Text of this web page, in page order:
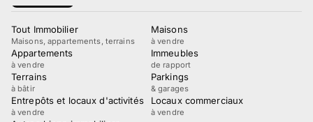
Tout Immobilier
Maisons, appartements, terrains
Maisons
à vendre
Appartements
à vendre
Immeubles
de rapport
Terrains
à bâtir
Parkings
& garages
Entrepôts et locaux d'activités
à vendre
Locaux commerciaux
à vendre